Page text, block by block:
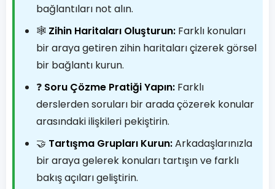
bağlantıları not alın.
🕸️ Zihin Haritaları Oluşturun: Farklı konuları
bir araya getiren zihin haritaları çizerek görsel
bir bağlantı kurun.
❓ Soru Çözme Pratiği Yapın: Farklı
derslerden soruları bir arada çözerek konular
arasındaki ilişkileri pekiştirin.
🤝 Tartışma Grupları Kurun:Arkadaşlarınızla
bir araya gelerek konuları tartışın ve farklı
bakış açıları geliştirin.